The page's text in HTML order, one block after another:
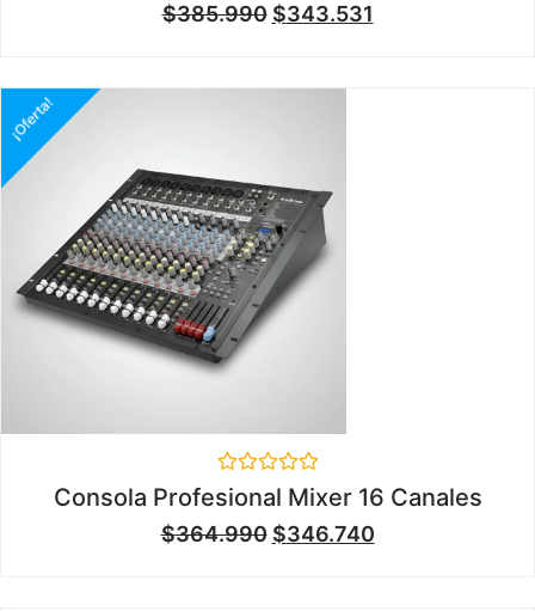
en
$385.990 $343.531
¡Oferta!
Valorado
en
0
de
Consola Profesional Mixer 16 Canales
$364.990 $346.740